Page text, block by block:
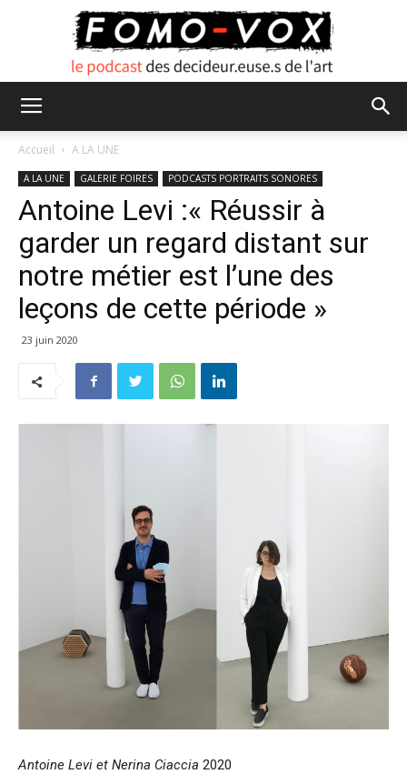
VOX
Accueil A LA UNE
A LA UNE GALERIE FOIRES PODCASTS PORTRAITS SONORES
Antoine Levi :« Réussir à
garder un regard distant sur
notre métier est l’une des
leçons de cette période »
23 juin 2020
Antoine Levi et Nerina Ciaccia 2020